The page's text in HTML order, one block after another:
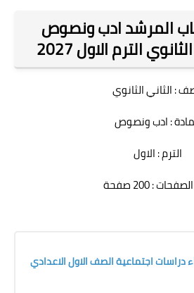
المرشد ادب ونصوص
الترم الاول 2027
: الثاني الثانوي
: ادب ونصوص
الترم : الاول
: 200 صفحة
دراسات اجتماعية الصف الاول الاعدادي